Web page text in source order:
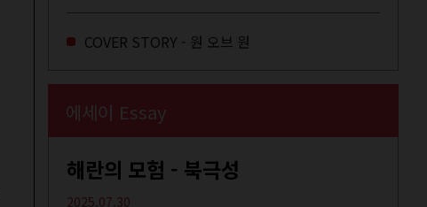
COVER STORY - 원 오브 원
에세이 Essay
해란의 모험 - 북극성
2025.07.30